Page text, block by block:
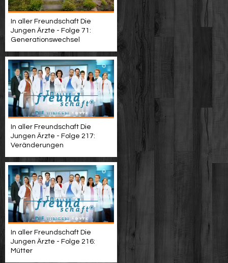
In aller Freundschaft Die
Jungen Ärzte - Folge 71:
Generationswechsel
In aller Freundschaft Die
Jungen Ärzte - Folge 217:
Veränderungen
In aller Freundschaft Die
Jungen Ärzte - Folge 216:
Mütter